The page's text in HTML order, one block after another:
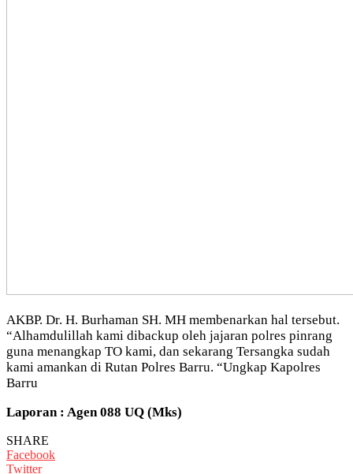
AKBP. Dr. H. Burhaman SH. MH membenarkan hal tersebut.
“Alhamdulillah kami dibackup oleh jajaran polres pinrang
guna menangkap TO kami, dan sekarang Tersangka sudah
kami amankan di Rutan Polres Barru. “Ungkap Kapolres
Barru
Laporan : Agen 088 UQ (Mks)
SHARE
Facebook
Twitter